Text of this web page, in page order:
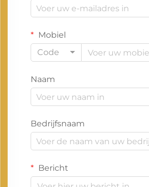
Mobiel
Code
Naam
Bedrijfsnaam
Bericht